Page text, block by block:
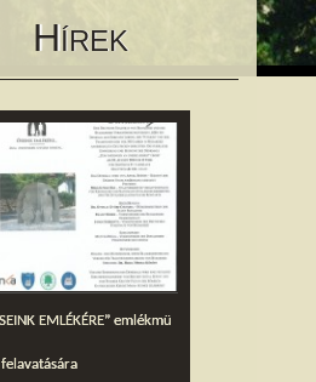
HÍREK
felavatására